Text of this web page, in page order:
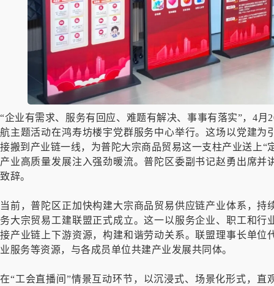
“企业有需求、服务有回应、难题有解决、事事有落实”，4
航主题活动在鸿寿坊楼宇党群服务中心举行。这场以党建
接搬到产业链一线，为普陀大宗商品贸易这一支柱产业送上“
产业高质量发展注入强劲暖流。普陀区委副书记赵勇出席
致辞。
当前，普陀区正加快构建大宗商品贸易供应链产业体系，
务大宗贸易工建联盟正式成立。这一以服务企业、职工和
接产业链上下游资源，构建和谐劳动关系。联盟理事长单
业服务等资源，与各成员单位共建产业发展共同体。
在“工会直播间”情景互动环节，以沉浸式、场景化形式，